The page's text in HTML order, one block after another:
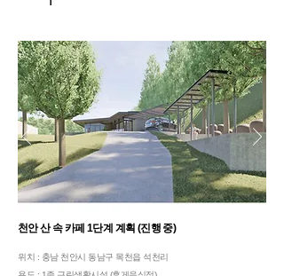
천안 산 속 카페 1단계 계획 (진행 중)
위치 : 충남 천안시 동남구 목천읍 석천리